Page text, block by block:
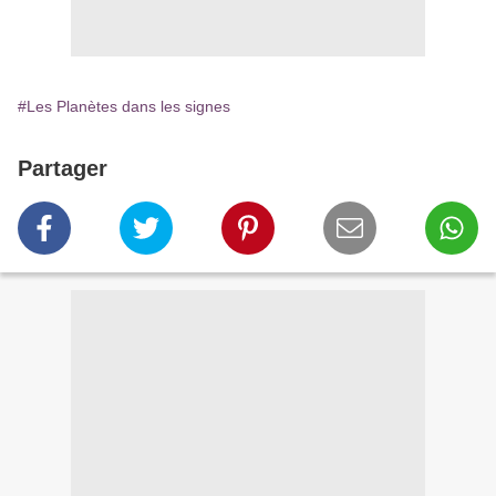
#Les Planètes dans les signes
Partager